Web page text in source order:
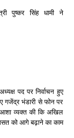
पुष्कर सिंह धामी ने
पद पर निर्वाचन हुए
गजेंद्र भंडारी से फोन पर
आशा व्यक्त की कि अखिल
को आगे बढ़ाने का काम